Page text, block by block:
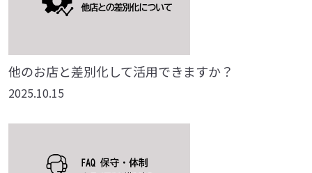
他のお店と差別化して活用できますか？
2025.10.15